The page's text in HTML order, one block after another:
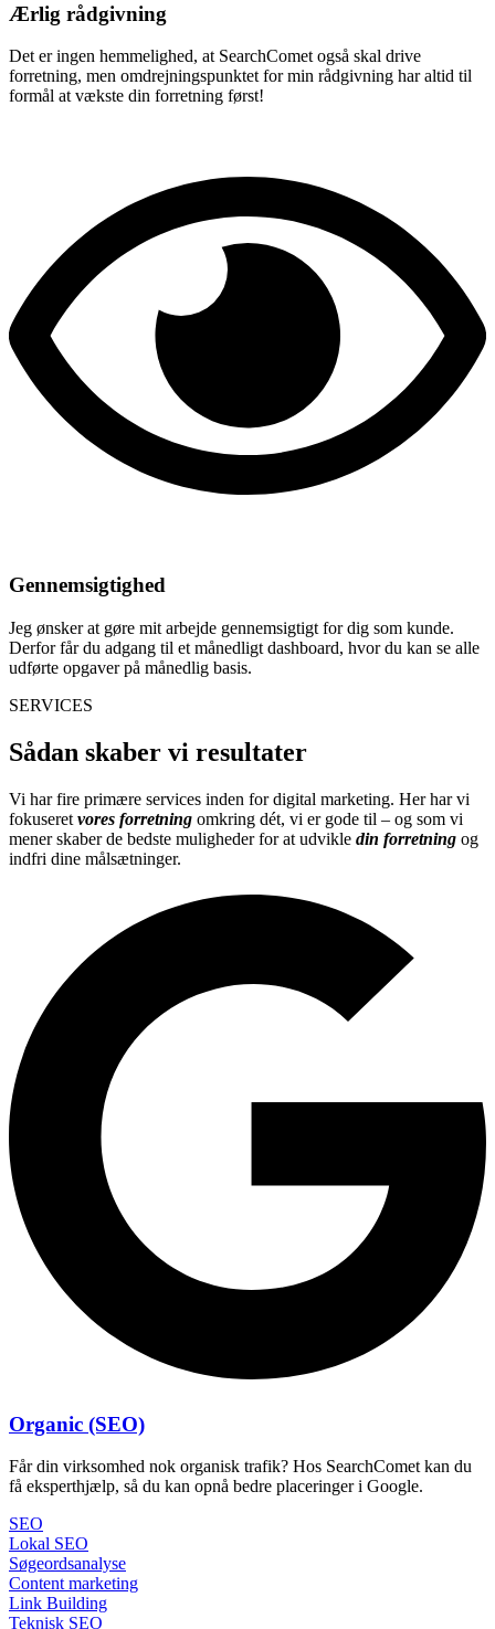
Ærlig rådgivning
Det er ingen hemmelighed, at SearchComet også skal drive
forretning, men omdrejningspunktet for min rådgivning har altid til
formål at vækste din forretning først!
Gennemsigtighed
Jeg ønsker at gøre mit arbejde gennemsigtigt for dig som kunde.
Derfor får du adgang til et månedligt dashboard, hvor du kan se alle
udførte opgaver på månedlig basis.
SERVICES
Sådan skaber vi resultater
Vi har fire primære services inden for digital marketing. Her har vi
fokuseret vores forretning omkring dét, vi er gode til – og som vi
mener skaber de bedste muligheder for at udvikle din forretning og
indfri dine målsætninger.
Organic (SEO)
Får din virksomhed nok organisk trafik? Hos SearchComet kan du
få eksperthjælp, så du kan opnå bedre placeringer i Google.
SEO
Lokal SEO
Søgeordsanalyse
Content marketing
Link Building
Teknisk SEO